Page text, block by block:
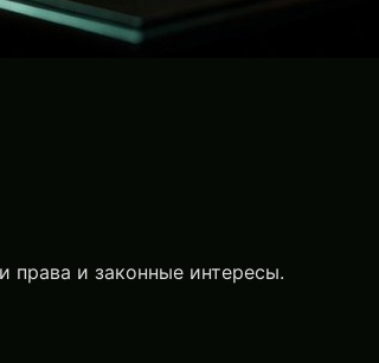
и законные интересы.